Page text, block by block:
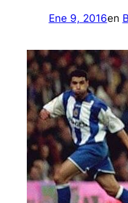
Ene 9, 2016en